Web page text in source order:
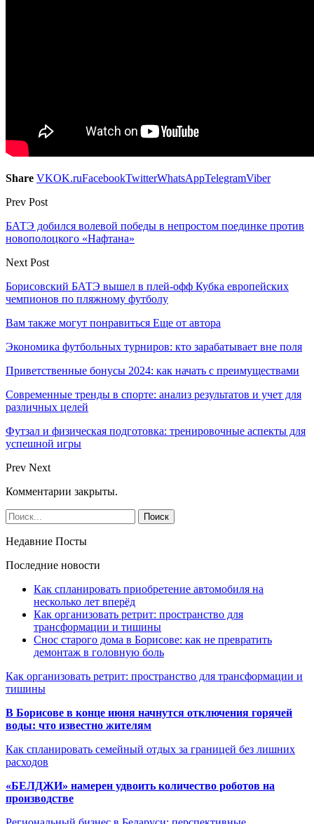
Share VKOK.ruFacebookTwitterWhatsAppTelegramViber
Prev Post
БАТЭ добился волевой победы в непростом поединке против
новополоцкого «Нафтана»
Next Post
Борисовский БАТЭ вышел в плей-офф Кубка европейских
чемпионов по пляжному футболу
Вам также могут понравиться Еще от автора
Экономика футбольных турниров: кто зарабатывает вне поля
Приветственные бонусы 2024: как начать с преимуществами
Современные тренды в спорте: анализ результатов и учет для
различных целей
Футзал и физическая подготовка: тренировочные аспекты для
успешной игры
Prev Next
Комментарии закрыты.
Недавние Посты
Последние новости
Как спланировать приобретение автомобиля на
несколько лет вперёд
Как организовать ретрит: пространство для
трансформации и тишины
Снос старого дома в Борисове: как не превратить
демонтаж в головную боль
Как организовать ретрит: пространство для трансформации и
тишины
В Борисове в конце июня начнутся отключения горячей
воды: что известно жителям
Как спланировать семейный отдых за границей без лишних
расходов
«БЕЛДЖИ» намерен удвоить количество роботов на
производстве